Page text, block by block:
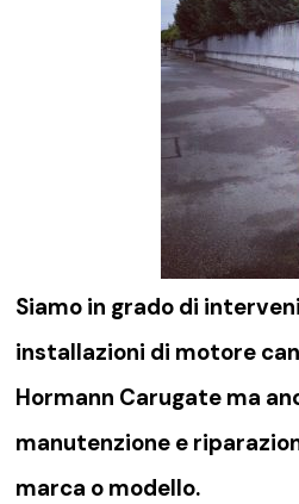
Siamo in grado di
installazioni di motore
Hormann Carugate ma
manutenzione e
marca o modello.